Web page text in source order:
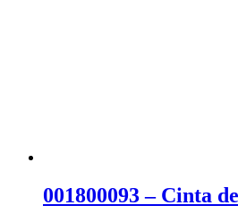
001800093 – Cinta